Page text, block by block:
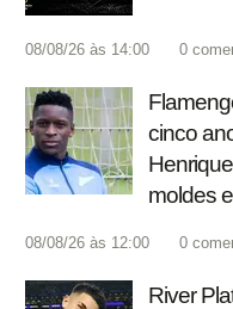
08/08/26 às 14:00 0
cinco
moldes
08/08/26 às 12:00 0
River